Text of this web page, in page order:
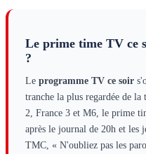
Le prime time TV ce
?
Le programme TV ce soir
tranche la plus regardée de
2, France 3 et M6, le prime
après le journal de 20h et les
TMC, « N'oubliez pas les